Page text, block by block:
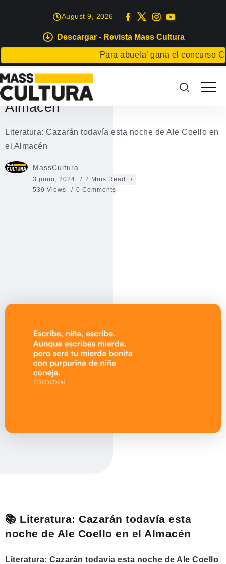
Descargar - Revista Mass Cultura
Para abuela’ gana el concurso
August 9, 2026
EVENTOS
Literatura: Cazarán todavía esta
noche de Ale Coello en el
Almacén
Literatura: Cazarán todavía esta noche de Ale Coello en
el Almacén
MassCultura
3 junio, 2024
2 Mins Read
539 Views
0 Comments
📚 Literatura: Cazarán todavía esta
noche de Ale Coello en el Almacén
Literatura: Cazarán todavía esta noche de Ale Coello